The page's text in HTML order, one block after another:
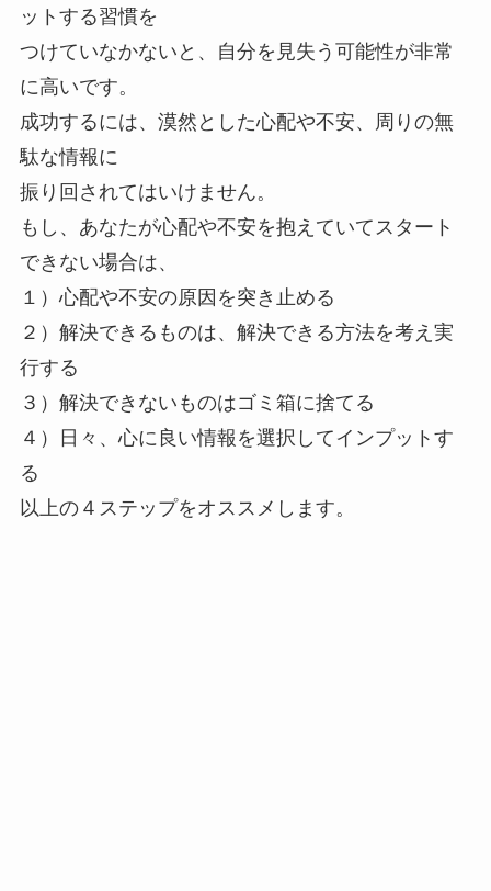
ットする習慣を
つけていなかないと、自分を見失う可能性が非常
に高いです。
成功するには、漠然とした心配や不安、周りの無
駄な情報に
振り回されてはいけません。
もし、あなたが心配や不安を抱えていてスタート
できない場合は、
１）心配や不安の原因を突き止める
２）解決できるものは、解決できる方法を考え実
行する
３）解決できないものはゴミ箱に捨てる
４）日々、心に良い情報を選択してインプットす
る
以上の４ステップをオススメします。